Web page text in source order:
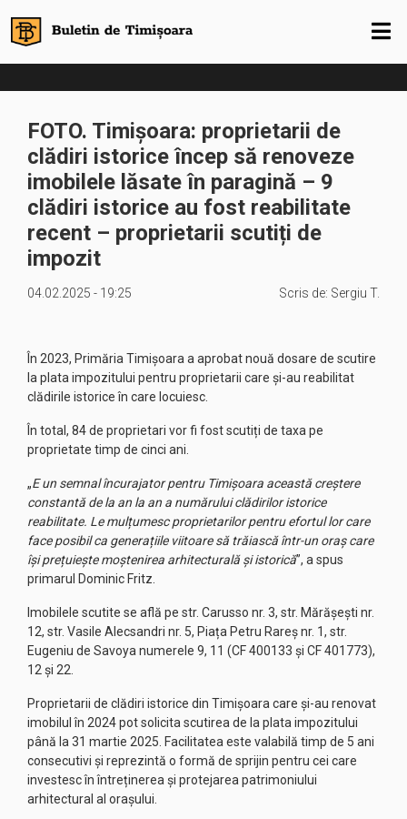
FOTO. Timișoara: proprietarii de
clădiri istorice încep să renoveze
imobilele lăsate în paragină – 9
clădiri istorice au fost reabilitate
recent – proprietarii scutiți de
impozit
04.02.2025 - 19:25 Scris de: Sergiu T.
În 2023, Primăria Timișoara a aprobat nouă dosare de scutire
la plata impozitului pentru proprietarii care și-au reabilitat
clădirile istorice în care locuiesc.
În total, 84 de proprietari vor fi fost scutiți de taxa pe
proprietate timp de cinci ani.
„E un semnal încurajator pentru Timișoara această creștere
constantă de la an la an a numărului clădirilor istorice
reabilitate. Le mulțumesc proprietarilor pentru efortul lor care
face posibil ca generațiile viitoare să trăiască într-un oraș care
își prețuiește moștenirea arhitecturală și istorică”, a spus
primarul Dominic Fritz.
Imobilele scutite se află pe str. Carusso nr. 3, str. Mărășești nr.
12, str. Vasile Alecsandri nr. 5, Piața Petru Rareș nr. 1, str.
Eugeniu de Savoya numerele 9, 11 (CF 400133 și CF 401773),
12 și 22.
Proprietarii de clădiri istorice din Timișoara care și-au renovat
imobilul în 2024 pot solicita scutirea de la plata impozitului
până la 31 martie 2025. Facilitatea este valabilă timp de 5 ani
consecutivi și reprezintă o formă de sprijin pentru cei care
investesc în întreținerea și protejarea patrimoniului
arhitectural al orașului.